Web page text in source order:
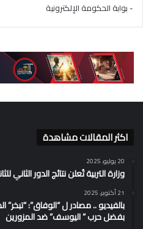
- بوابة الحكومة الإلكترونية
اكثر المقالات مشاهدة
20 يوليو، 2025
وزارة التربية تُعلن نتائج الدور
21 أكتوبر، 2025
بالفيديو .. مصادر ل “الوفاق”: “تبخر”
بفضل حرب ” اليوسف” ضد المزورين